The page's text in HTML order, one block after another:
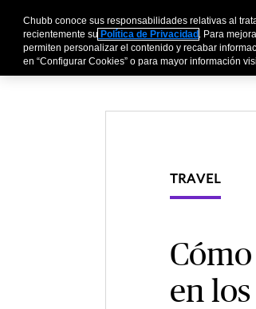
TRAVEL
en
Chubb conoce sus responsabilidades relativas al
recientemente su Política de Privacidad . Para
permiten personalizar el contenido y recabar
en “Configurar Cookies” o para mayor información